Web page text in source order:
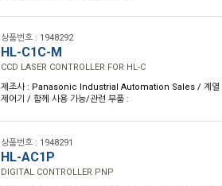
상품번호 : 1948292
HL-C1C-M
CCD LASER CONTROLLER FOR HL-C
제조사 : Panasonic Industrial Automation Sales / 계열 :
제어기 / 함께 사용 가능/관련 부품 :
상품번호 : 1948291
HL-AC1P
DIGITAL CONTROLLER PNP